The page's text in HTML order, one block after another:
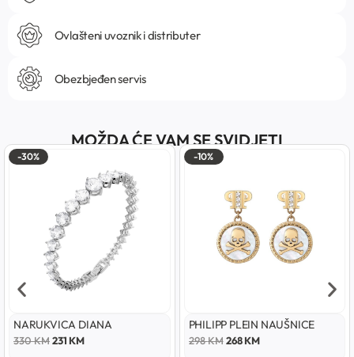
Ovlašteni uvoznik i distributer
Obezbjeđen servis
MOŽDA ĆE VAM SE SVIDJETI
-30%
NARUKVICA DIANA
330KM231KM
-10%
PHILIPP PLEIN NAUŠNICE
298KM 268KM